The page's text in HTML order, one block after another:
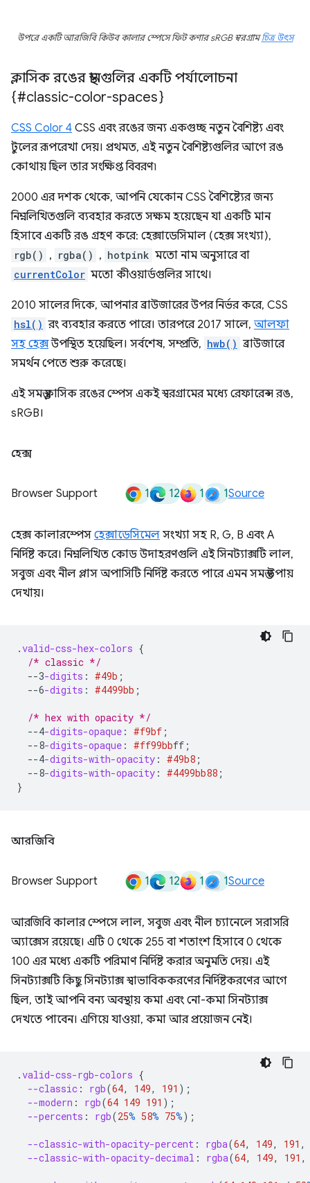
উপরে একটি আরজিবি কিউব কালার স্পেসে ফিট কণার sRGB স্বরগ্রামচিত্র উৎস
ক্লাসিক রঙের স্থানগুলির একটি পর্যালোচনা
{#classic-color-spaces}
CSS Color 4 CSS এবং রঙের জন্য একগুচ্ছ নতুন বৈশিষ্ট্য এবং
টুলের রূপরেখা দেয়। প্রথমত, এই নতুন বৈশিষ্ট্যগুলির আগে রঙ
কোথায় ছিল তার সংক্ষিপ্ত বিবরণ৷
2000 এর দশক থেকে, আপনি যেকোন CSS বৈশিষ্ট্যের জন্য
নিম্নলিখিতগুলি ব্যবহার করতে সক্ষম হয়েছেন যা একটি মান
হিসাবে একটি রঙ গ্রহণ করে: হেক্সাডেসিমাল (হেক্স সংখ্যা),
rgb() , rgba() , hotpink মতো নাম অনুসারে বা
currentColor মতো কীওয়ার্ডগুলির সাথে।
2010 সালের দিকে, আপনার ব্রাউজারের উপর নির্ভর করে, CSS
hsl() রং ব্যবহার করতে পারে। তারপরে 2017 সালে, আলফা
সহ হেক্সউপস্থিত হয়েছিল। সর্বশেষ, সম্প্রতি, hwb() ব্রাউজারে
সমর্থন পেতে শুরু করেছে।
এই সমস্ত ক্লাসিক রঙের স্পেস একই স্বরগ্রামের মধ্যে রেফারেন্স রঙ,
sRGB।
হেক্স
Browser Support 1 12 1 1Source
হেক্স কালারস্পেস হেক্সাডেসিমেল সংখ্যা সহ R, G, B এবং A
নির্দিষ্ট করে। নিম্নলিখিত কোড উদাহরণগুলি এই সিনট্যাক্সটি লাল,
সবুজ এবং নীল প্লাস অপাসিটি নির্দিষ্ট করতে পারে এমন সমস্ত উপায়
দেখায়।
.valid-css-hex-colors {
/* classic */
--3-digits : #49b ;
--6-digits : #4499bb ;
/* hex with opacity */
--4-digits-opaque : #f9bf ;
--8-digits-opaque : #ff99bbff ;
--4-digits-with-opacity : #49b8 ;
--8-digits-with-opacity : #4499bb88 ;
}
আরজিবি
Browser Support 1 12 1 1Source
আরজিবি কালার স্পেসে লাল, সবুজ এবং নীল চ্যানেলে সরাসরি
অ্যাক্সেস রয়েছে। এটি 0 থেকে 255 বা শতাংশ হিসাবে 0 থেকে
100 এর মধ্যে একটি পরিমাণ নির্দিষ্ট করার অনুমতি দেয়। এই
সিনট্যাক্সটি কিছু সিনট্যাক্স স্বাভাবিককরণের নির্দিষ্টকরণের আগে
ছিল, তাই আপনি বন্য অবস্থায় কমা এবং নো-কমা সিনট্যাক্স
দেখতে পাবেন। এগিয়ে যাওয়া, কমা আর প্রয়োজন নেই।
.valid-css-rgb-colors {
--classic : rgb(64, 149, 191 );
--modern : rgb(64 149 191 );
--percents : rgb(25% 58% 75%);
--classic-with-opacity-percent : rgba(64, 149, 191 ,
--classic-with-opacity-decimal : rgba(64, 149, 191 ,